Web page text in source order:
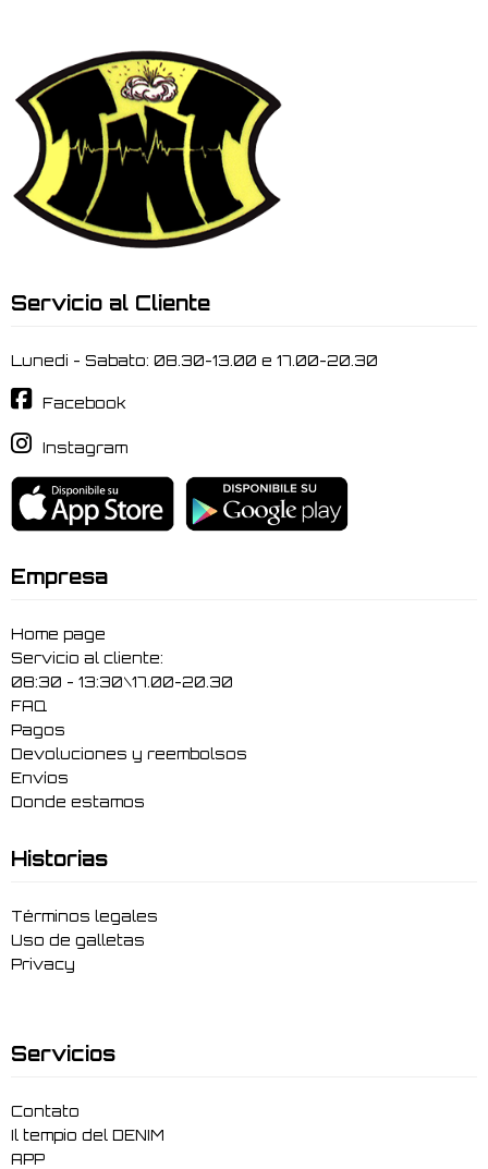
Servicio al Cliente
Lunedi - Sabato: 08.30-13.00 e 17.00-20.30
Facebook
Instagram
Empresa
Home page
Servicio al cliente:
08:30 - 13:30\17.00-20.30
FAQ
Pagos
Devoluciones y reembolsos
Envíos
Donde estamos
Historias
Términos legales
Uso de galletas
Privacy
Servicios
Contato
Il tempio del DENIM
APP